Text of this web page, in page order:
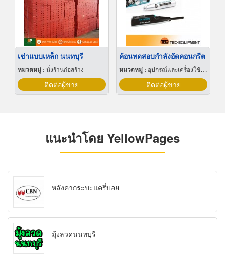
เช่าแบบเหล็ก นนทบุรี
หมวดหมู่ : นั่งร้านก่อสร้าง
ติดต่อผู้ขาย
ค้อนทดสอบกำลังอัดคอนกรีต
หมวดหมู่ : อุปกรณ์และเครื่องใช้สำหรับผู้รับเหมาก่อสร้าง
ติดต่อผู้ขาย
แนะนำโดย YellowPages
หลังคากระบะแครี่บอย
มุ้งลวดนนทบุรี